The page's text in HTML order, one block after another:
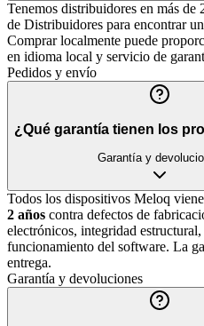
Tenemos distribuidores en más de
de Distribuidores para encontrar
Comprar localmente puede
en idioma local y servicio de
Pedidos y envío
¿Qué garantía tienen los
Garantía y
Todos los dispositivos Meloq
2 años contra defectos de
electrónicos, integridad
funcionamiento del software. La
entrega.
Garantía y devoluciones